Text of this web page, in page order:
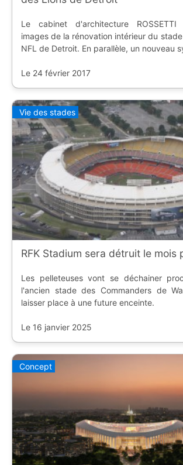
Le cabinet d'architecture
images de la rénovation intérieur du
NFL de Detroit. En parallèle, un nouveau
Le 24 février 2017
Vie des stades
RFK Stadium sera détruit le mois
Les pelleteuses vont se déchainer
l'ancien stade des Commanders de
laisser place à une future enceinte.
Le 16 janvier 2025
Concept